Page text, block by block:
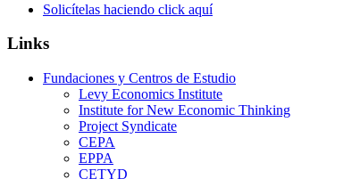
Solicítelas haciendo click aquí
Links
Fundaciones y Centros de Estudio
Levy Economics Institute
Institute for New Economic Thinking
Project Syndicate
CEPA
EPPA
CETYD